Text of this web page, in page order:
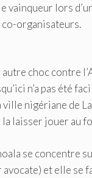
vainqueur lors
organisateurs.
autre choc contre
n’a pas été
ville nigériane de
laisser jouer au
se concentre
et elle se